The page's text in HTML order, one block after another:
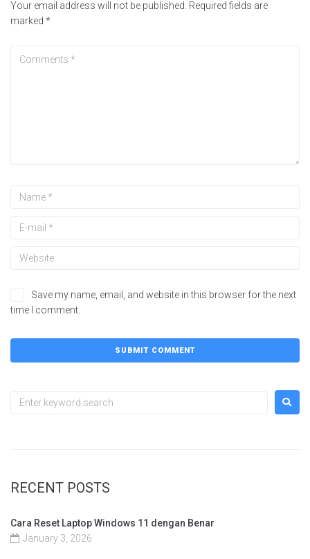
Your email address will not be published. Required fields are
marked *
Save my name, email, and website in this browser for the next
time I comment.
RECENT POSTS
Cara Reset Laptop Windows 11 dengan Benar
January 3, 2026